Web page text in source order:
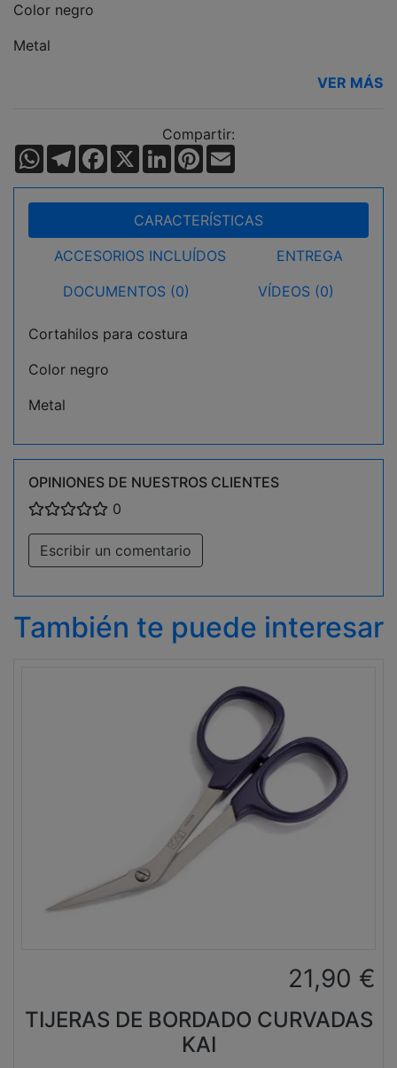
Color negro
Metal
VER MÁS
Compartir:
WhatsApp
TelegramFacebook
X LinkedInPinterest
CARACTERÍSTICAS
ACCESORIOS INCLUÍDOS
ENTREGA
DOCUMENTOS (0)
VÍDEOS (0)
Cortahilos para costura
Color negro
Metal
OPINIONES DE NUESTROS CLIENTES
0
Escribir un comentario
También te puede interesar
21,90 €
TIJERAS DE BORDADO CURVADAS
KAI